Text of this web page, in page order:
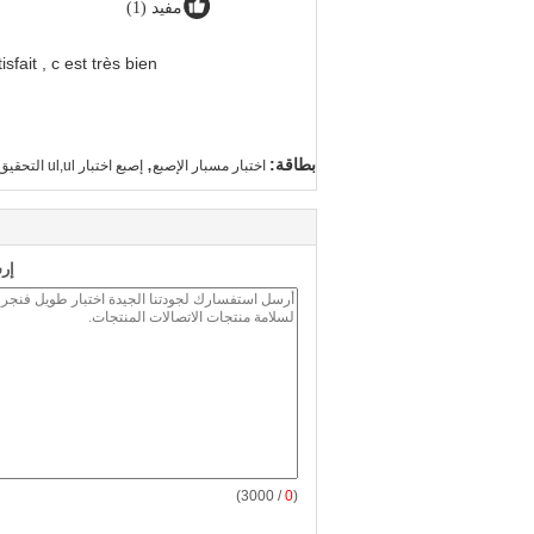
مفيد (1)
, c est très bien
بطاقة: اختبار مسبار الإصبع, إصبع اختبار ul,ul التحقيق مفصلية الإصبع
(
0
/ 3000)